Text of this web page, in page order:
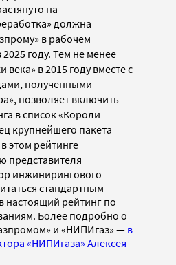
на
должна
в рабочем
году. Тем не менее
века» в 2015 году вместе с
полученными
позволяет включить
в список «Короли
крупнейшего пакета
в этом рейтинге
представителя
инжинирингового
стандартным
настоящий рейтинг по
Более подробно о
и «НИПИгаз» — в
«НИПИгаза» Алексея